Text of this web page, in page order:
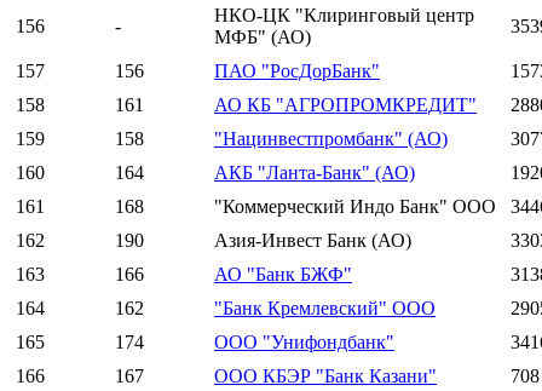
156 -
НКО-ЦК "Клиринговый центр
МФБ" (АО)
157 156 ПАО "РосДорБанк"
158
161 АО КБ "АГРОПРОМКРЕДИТ"
159
158 "Нацинвестпромбанк" (АО)
160
164 АКБ "Ланта-Банк" (АО)
161
168 "Коммерческий Индо Банк" ООО
162
190 Азия-Инвест Банк (АО)
163
166 АО "Банк БЖФ"
164
162 "Банк Кремлевский" ООО
165
174 ООО "Унифондбанк"
166
167 ООО КБЭР "Банк Казани"
708